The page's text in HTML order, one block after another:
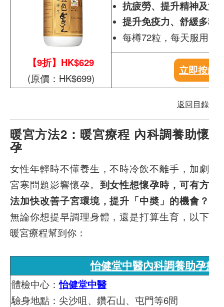
【9折】HK$629
(原價：HK$699)
抗疲勞、提升精神及活
提升免疫力、舒緩多種
每樽72粒，每天服用1-2
立即按此
返回目錄
暖宮方法2：暖宮療程 內科調養助懷
孕
女性年輕時不懂養生，不時冷飲不離手，加劇
宮寒問題影響懷孕。 到女性想懷孕時，可有方
法加快改善子宮環境，提升「中奬」的機會？
無論你想提早調理身體，還是打算生育，以下
暖宮療程幫到你：
怡健堂中醫內科調養助孕療
體檢中心：怡健堂中醫
驗身地點：尖沙咀、鑽石山、屯門等6間